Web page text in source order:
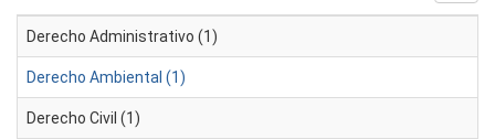
Derecho Administrativo (1)
Derecho Ambiental (1)
Derecho Civil (1)